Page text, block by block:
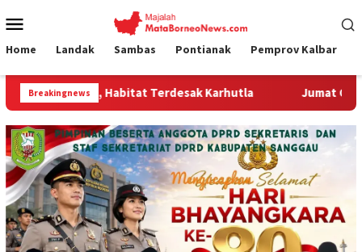
ke
Mobile
Home Landak Sambas Pontianak Pemprov Kalbar
Breakingnews
Karhutla Jumat Curhat Polres Landak,